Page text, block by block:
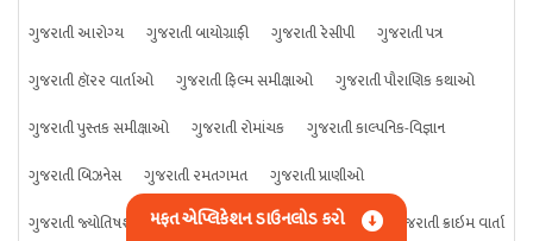
ગુજરાતી આરોગ્ય
ગુજરાતી બાયોગ્રાફી ગુજરાતી રેસીપી
ગુજરાતી પત્ર
ગુજરાતી હૉરર વાર્તાઓ
ગુજરાતી ફિલ્મ સમીક્ષાઓ
ગુજરાતી પૌરાણિક કથાઓ
ગુજરાતી પુસ્તક સમીક્ષાઓ
ગુજરાતી રોમાંચક
ગુજરાતી કાલ્પનિક-વિજ્ઞાન
ગુજરાતી બિઝનેસ
ગુજરાતી રમતગમત
ગુજરાતી પ્રાણીઓ
ગુજરાતી જ્યોતિષશાસ્ત્ર
ગુજરાતી વિજ્ઞાન ગુજરાતી કંઈપણ ગુજરાતી ક્રાઇમ વાર્તા
મફત એપ્લિકેશન ડાઉનલોડ કરો